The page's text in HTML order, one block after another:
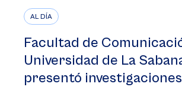
AL DÍA
Facultad de
Universidad de La
presentó